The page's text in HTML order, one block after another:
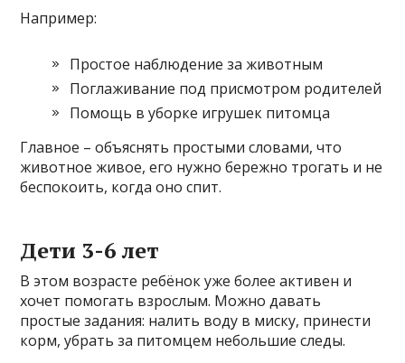
Например:
Простое наблюдение за животным
Поглаживание под присмотром родителей
Помощь в уборке игрушек питомца
Главное – объяснять простыми словами, что
животное живое, его нужно бережно трогать и не
беспокоить, когда оно спит.
Дети 3-6 лет
В этом возрасте ребёнок уже более активен и
хочет помогать взрослым. Можно давать
простые задания: налить воду в миску, принести
корм, убрать за питомцем небольшие следы.